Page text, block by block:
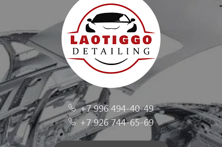
+7 996 494-40-49
+7 926 744-65-69